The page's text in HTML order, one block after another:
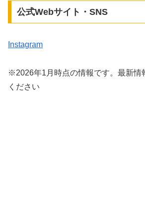
公式Webサイト・SNS
Instagram
※2026年1月時点の情報です。最新情
ください